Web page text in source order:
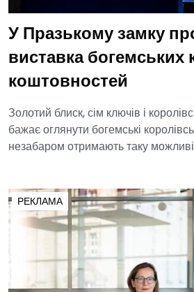
У Празькому замку
виставка богемських
коштовностей
Золотий блиск, сім ключів і
бажає оглянути богемські
незабаром отримають таку
РЕКЛАМА